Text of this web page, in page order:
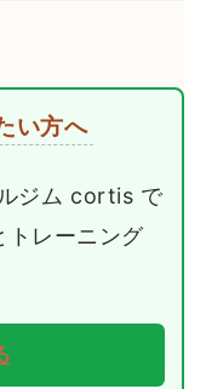
い方へ
ジム cortis で
トレーニング